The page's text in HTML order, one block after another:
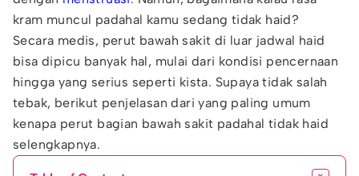
kram muncul padahal kamu sedang tidak haid?
Secara medis, perut bawah sakit di luar jadwal haid
bisa dipicu banyak hal, mulai dari kondisi pencernaan
hingga yang serius seperti kista. Supaya tidak salah
tebak, berikut penjelasan dari yang paling umum
kenapa perut bagian bawah sakit padahal tidak haid
selengkapnya.